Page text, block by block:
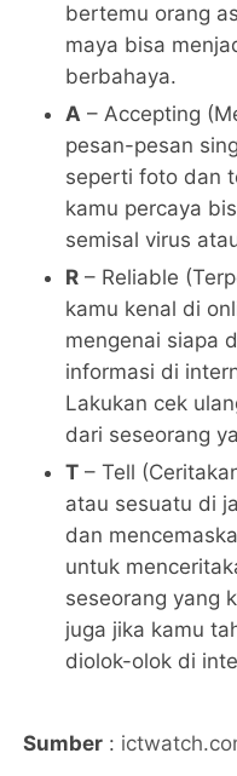
bertemu orang
maya bisa
berbahaya.
A – Accepting
pesan-pesan
seperti foto dan
kamu percaya
semisal virus
R – Reliable
kamu kenal di
mengenai siapa
informasi di
Lakukan cek
dari seseorang
T – Tell
atau sesuatu di
dan
untuk
seseorang yang
juga jika kamu
diolok-olok di
Sumber :